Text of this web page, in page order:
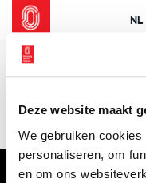
Deze website maakt
We gebruiken
personaliseren, om
en om ons
NL